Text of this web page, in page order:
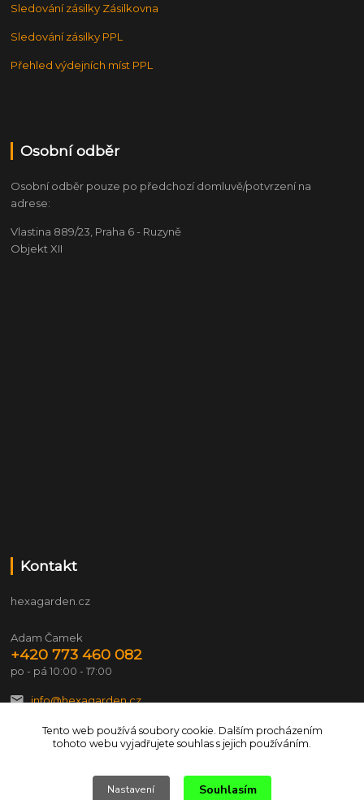
Sledování zásilky Zásilkovna
Sledování zásilky PPL
Přehled výdejních míst PPL
Osobní odběr
Osobní odběr pouze po předchozí domluvě/potvrzení na
adrese:
Vlastina 889/23, Praha 6 - Ruzyně
Objekt XII
Kontakt
hexagarden.cz
Adam Čamek
+420 773 460 082
po - pá 10:00 - 17:00
info@hexagarden.cz
Tento web používá soubory cookie. Dalším procházením
tohoto webu vyjadřujete souhlas s jejich používáním.
Nastavení Souhlasím